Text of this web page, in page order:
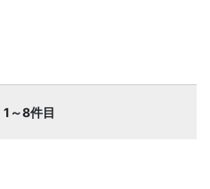
1～8件目